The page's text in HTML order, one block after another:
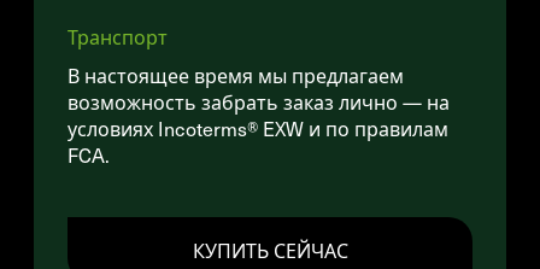
Транспорт
В настоящее время мы предлагаем
возможность забрать заказ лично — на
условиях Incoterms® EXW и по правилам
FCA.
КУПИТЬ СЕЙЧАС